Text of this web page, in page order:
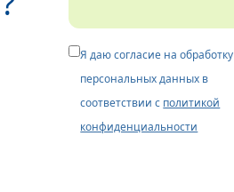
Я даю согласие на обработку
персональных данных в
соответствии с политикой
конфиденциальности